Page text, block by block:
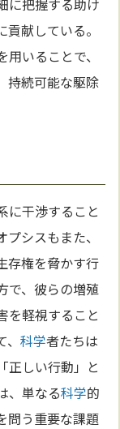
に把握する助け
献している。
用いることで、
持続可能な駆除
に干渉すること
シスもまた、
存権を脅かす行
で、彼らの増殖
を軽視すること
、科学者たちは
正しい行動」と
、単なる科学的
問う重要な課題